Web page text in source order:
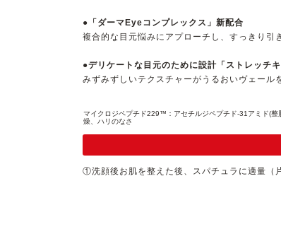
●「ダーマEyeコンプレックス」新配合
複合的な目元悩みにアプローチし、すっきり引
●デリケートな目元のために設計「ストレッチキ
みずみずしいテクスチャーがうるおいヴェール
マイクロジペプチド229™：アセチルジペプチド-31アミド(
燥、ハリのなさ
①洗顔後お肌を整えた後、スパチュラに適量（